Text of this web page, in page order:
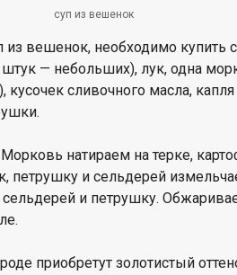
суп из вешенок
из вешенок, необходимо купить
— небольших), лук, одна
сливочного масла, капля
натираем на терке,
петрушку и сельдерей
сельдерей и петрушку.
приобретут золотистый